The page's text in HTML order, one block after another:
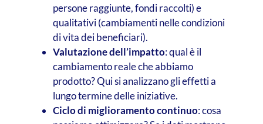
persone raggiunte, fondi raccolti) e
qualitativi (cambiamenti nelle condizioni
di vita dei beneficiari).
Valutazione dell’impatto: qual è il
cambiamento reale che abbiamo
prodotto? Qui si analizzano gli effetti a
lungo termine delle iniziative.
Ciclo di miglioramento continuo: cosa